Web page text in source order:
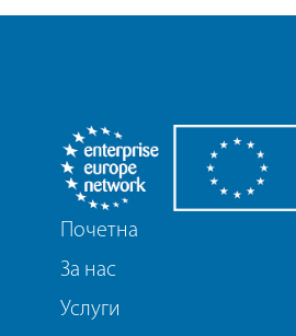
Почетна
За нас
Услуги